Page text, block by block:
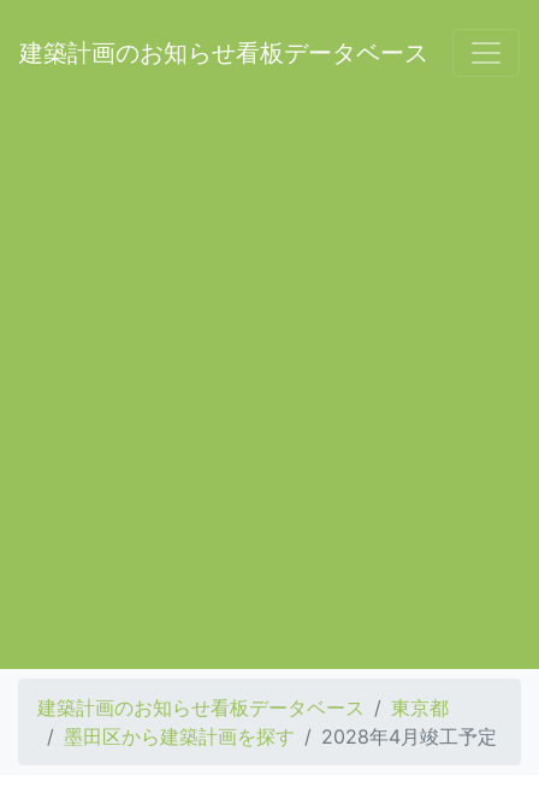
建築計画のお知らせ看板データベース
建築計画のお知らせ看板データベース
東京都
墨田区から建築計画を探す
2028年4月竣工予定